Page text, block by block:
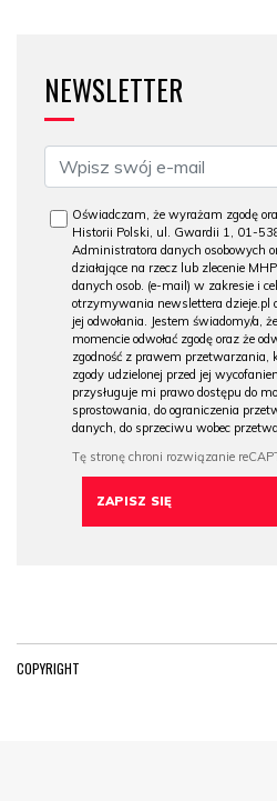
NEWSLETTER
Oświadczam, że wyrażam zgodę
Historii Polski, ul. Gwardii 1, 01-
Administratora danych osobowych
działające na rzecz lub zlecenie
danych osob. (e-mail) w zakresie i
otrzymywania newslettera dzieje.pl
jej odwołania. Jestem świadomy/a,
momencie odwołać zgodę oraz że
zgodność z prawem przetwarzania,
zgody udzielonej przed jej
przysługuje mi prawo dostępu do
sprostowania, do ograniczenia
danych, do sprzeciwu wobec
COPYRIGHT